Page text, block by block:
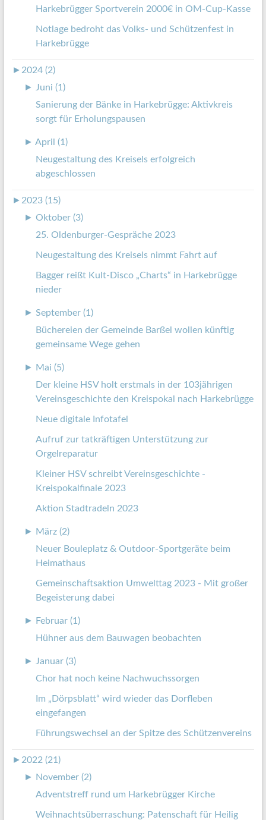
Harkebrügger Sportverein 2000€ in OM-Cup-Kasse
Notlage bedroht das Volks- und Schützenfest in
Harkebrügge
► 2024 (2)
►
Juni (1)
Sanierung der Bänke in Harkebrügge: Aktivkreis
sorgt für Erholungspausen
► April (1)
Neugestaltung des Kreisels erfolgreich
abgeschlossen
► 2023 (15)
► Oktober (3)
25. Oldenburger-Gespräche 2023
Neugestaltung des Kreisels nimmt Fahrt auf
Bagger reißt Kult-Disco „Charts“ in Harkebrügge
nieder
► September (1)
Büchereien der Gemeinde Barßel wollen künftig
gemeinsame Wege gehen
►
Mai (5)
Der kleine HSV holt erstmals in der 103jährigen
Vereinsgeschichte den Kreispokal nach Harkebrügge
Neue digitale Infotafel
Aufruf zur tatkräftigen Unterstützung zur
Orgelreparatur
Kleiner HSV schreibt Vereinsgeschichte -
Kreispokalfinale 2023
Aktion Stadtradeln 2023
►
März (2)
Neuer Bouleplatz & Outdoor-Sportgeräte beim
Heimathaus
Gemeinschaftsaktion Umwelttag 2023 - Mit großer
Begeisterung dabei
►
Februar (1)
Hühner aus dem Bauwagen beobachten
►
Januar (3)
Chor hat noch keine Nachwuchssorgen
Im „Dörpsblatt“ wird wieder das Dorfleben
eingefangen
Führungswechsel an der Spitze des Schützenvereins
► 2022 (21)
►
November (2)
Adventstreff rund um Harkebrügger Kirche
Weihnachtsüberraschung: Patenschaft für Heilig